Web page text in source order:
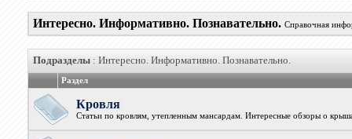
Интересно. Информативно. Познавательно. Справочная
Подразделы: Интересно. Информативно. Познавательно.
Раздел
Кровля
Статьи по кровлям, утепленным мансардам. Интересные обзоры о